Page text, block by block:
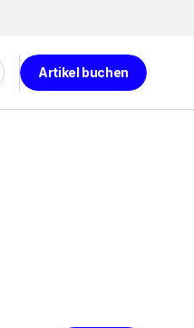
Artikel buchen